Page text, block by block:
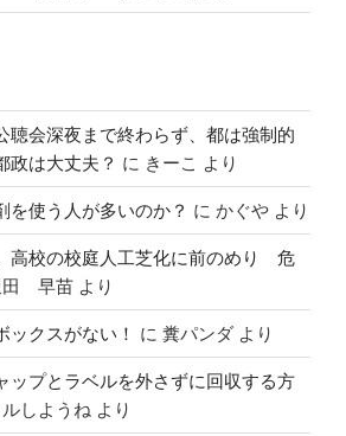
聴会深夜まで終わらず、都は強制的
は大丈夫？ に きーこ より
を使う人が多いのか？ に かぐや より
高校の校庭人工芝化に前のめり 危
田 早苗 より
ックスがない！ に 糞パンダ より
ップとラベルを外さずに回収する方
しようね より